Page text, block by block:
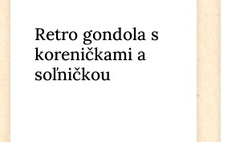
Retro gondola s
koreničkami a
soľničkou